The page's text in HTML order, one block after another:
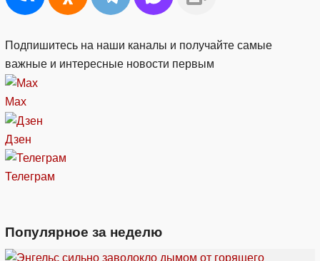
Подпишитесь на наши каналы и получайте самые
важные и интересные новости первым
Max
Дзен
Телеграм
Популярное за неделю